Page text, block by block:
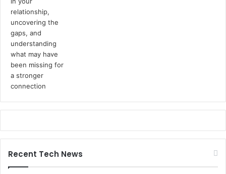
Recent Tech News